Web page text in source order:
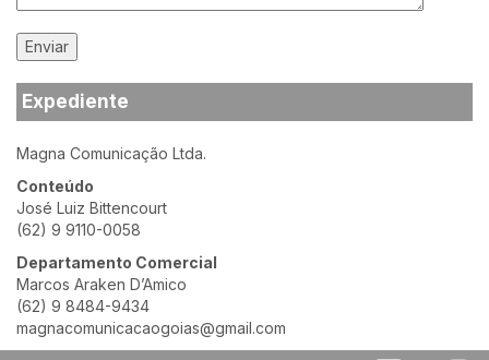
Expediente
Magna Comunicação Ltda.
Conteúdo
José Luiz Bittencourt
(62) 9 9110-0058
Departamento Comercial
Marcos Araken D’Amico
(62) 9 8484-9434
magnacomunicacaogoias@gmail.com